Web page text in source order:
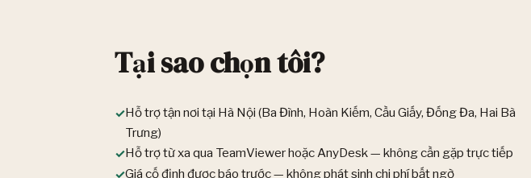
Tại sao chọn tôi?
Hỗ trợ tận nơi tại Hà Nội (Ba Đình, Hoàn Kiếm, Cầu Giấy, Đống Đa, Hai Bà
Trưng)
Hỗ trợ từ xa qua TeamViewer hoặc AnyDesk — không cần gặp trực tiếp
Giá cố định được báo trước — không phát sinh chi phí bất ngờ